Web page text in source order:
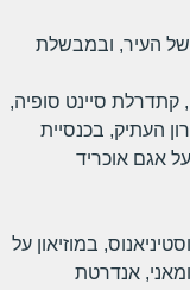
של העיר, ובמבשלת
קתדרלת סיינט סופיה,
העתיק, בכנסיית
אגם אוכריד
במוזיאון על
אנדרטת